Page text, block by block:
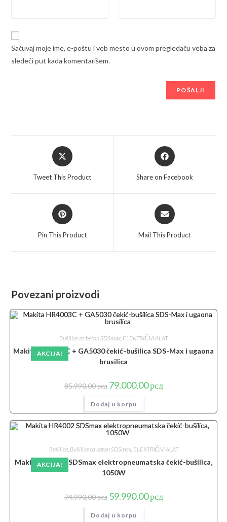
Sačuvaj moje ime, e-poštu i veb mesto u ovom pregledaču veba za
sledeći put kada komentarišem.
Opens
in
Tweet This Product
Opens
in
Share on Facebook
Opens
in
Pin This Product
Opens
in
Mail This Product
Povezani proizvodi
AKCIJA!
Bušilice za beton SDSmax, ELEKTRIČNI ALAT
Makita HR4003C + GA5030 čekić-bušilica SDS-Max i ugaona
brusilica
85.990,00рсд Originalna
cena
je
bila:
85.990,00 рсд.
79.000,00рсдTrenutna
cena
Dodaj u korpu
AKCIJA!
Bušilice, Bušilice za beton SDSmax, ELEKTRIČNI ALAT
Makita HR4002 SDSmax elektropneumatska čekić-bušilica,
1050W
74.990,00рсд Originalna
cena
je
bila:
59.990,00рсдTrenutna
cena
Dodaj u korpu